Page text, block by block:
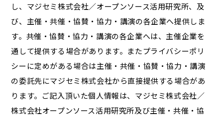
し、マジセミ株式会社／オープンソース活用研究所、及
び、主催・共催・協賛・協力・講演の各企業へ提供しま
す。共催・協賛・協力・講演の各企業へは、主催企業を
通して提供する場合があります。またプライバシーポリ
シーに定めがある場合は主催・共催・協賛・協力・講演
の委託先にマジセミ株式会社から直接提供する場合があ
ります。ご記入頂いた個人情報は、マジセミ株式会社／
株式会社オープンソース活用研究所及び主催・共催・協